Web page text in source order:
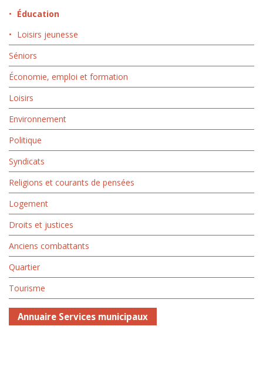
Éducation
Loisirs jeunesse
Séniors
Économie, emploi et formation
Loisirs
Environnement
Politique
Syndicats
Religions et courants de pensées
Logement
Droits et justices
Anciens combattants
Quartier
Tourisme
Annuaire Services municipaux